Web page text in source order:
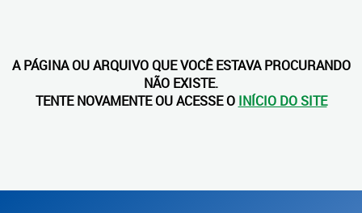
A PÁGINA OU ARQUIVO QUE VOCÊ ESTAVA PROCURANDO
NÃO EXISTE.
TENTE NOVAMENTE OU ACESSE O INÍCIO DO SITE